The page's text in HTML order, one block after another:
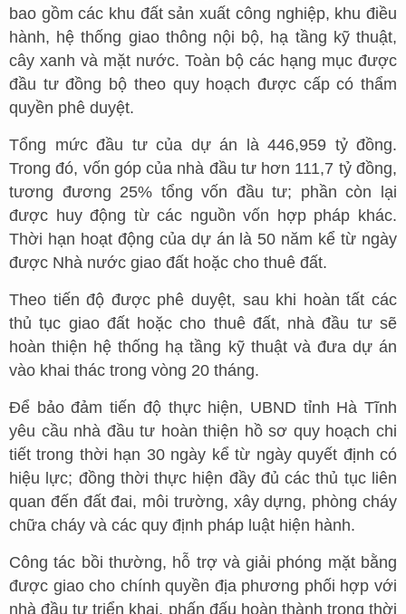
bao gồm các khu đất sản xuất công nghiệp, khu điều
hành, hệ thống giao thông nội bộ, hạ tầng kỹ thuật,
cây xanh và mặt nước. Toàn bộ các hạng mục được
đầu tư đồng bộ theo quy hoạch được cấp có thẩm
quyền phê duyệt.
Tổng mức đầu tư của dự án là 446,959 tỷ đồng.
Trong đó, vốn góp của nhà đầu tư hơn 111,7 tỷ đồng,
tương đương 25% tổng vốn đầu tư; phần còn lại
được huy động từ các nguồn vốn hợp pháp khác.
Thời hạn hoạt động của dự án là 50 năm kể từ ngày
được Nhà nước giao đất hoặc cho thuê đất.
Theo tiến độ được phê duyệt, sau khi hoàn tất các
thủ tục giao đất hoặc cho thuê đất, nhà đầu tư sẽ
hoàn thiện hệ thống hạ tầng kỹ thuật và đưa dự án
vào khai thác trong vòng 20 tháng.
Để bảo đảm tiến độ thực hiện, UBND tỉnh Hà Tĩnh
yêu cầu nhà đầu tư hoàn thiện hồ sơ quy hoạch chi
tiết trong thời hạn 30 ngày kể từ ngày quyết định có
hiệu lực; đồng thời thực hiện đầy đủ các thủ tục liên
quan đến đất đai, môi trường, xây dựng, phòng cháy
chữa cháy và các quy định pháp luật hiện hành.
Công tác bồi thường, hỗ trợ và giải phóng mặt bằng
được giao cho chính quyền địa phương phối hợp với
nhà đầu tư triển khai, phấn đấu hoàn thành trong thời